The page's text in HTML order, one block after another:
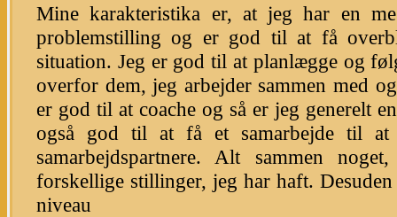
Mine karakteristika er, at jeg har en
problemstilling og er god til at få
situation. Jeg er god til at planlægge og
overfor dem, jeg arbejder sammen med
er god til at coache og så er jeg generelt
også god til at få et samarbejde til
samarbejdspartnere. Alt sammen
forskellige stillinger, jeg har haft.
niveau